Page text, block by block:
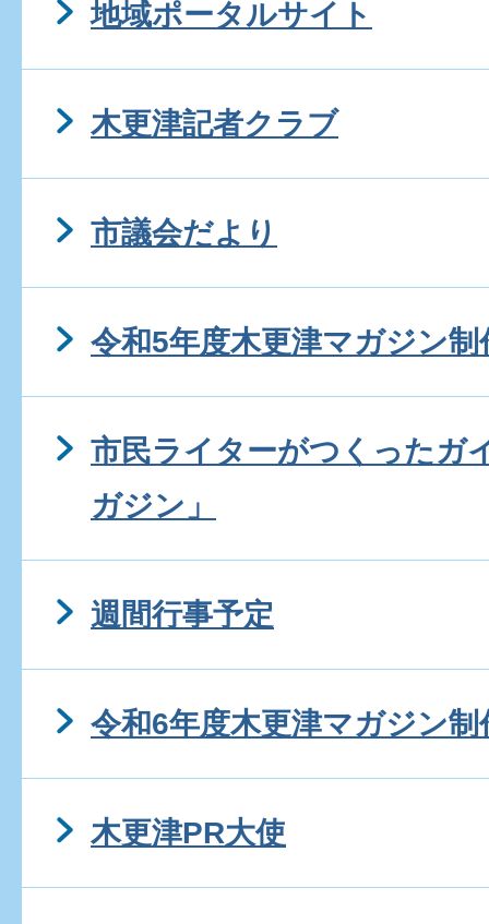
地域ポータルサイト
木更津記者クラブ
市議会だより
令和5年度木更津マガジン
市民ライターがつくったガ
ガジン」
週間行事予定
令和6年度木更津マガジン
木更津PR大使